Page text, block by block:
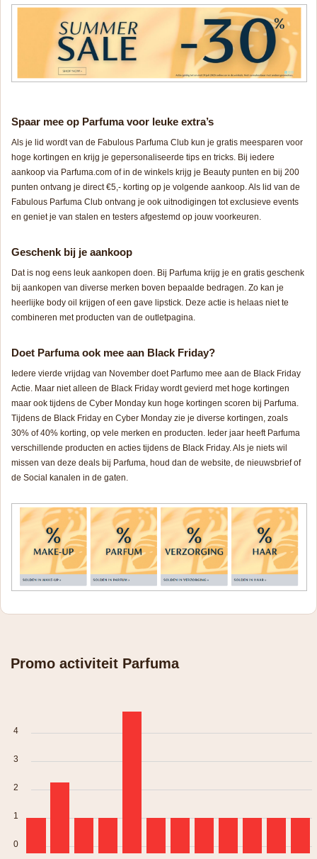
Spaar mee op Parfuma voor leuke extra’s
Als je lid wordt van de Fabulous Parfuma Club kun je gratis meesparen voor
hoge kortingen en krijg je gepersonaliseerde tips en tricks. Bij iedere
aankoop via Parfuma.com of in de winkels krijg je Beauty punten en bij 200
punten ontvang je direct €5,- korting op je volgende aankoop. Als lid van de
Fabulous Parfuma Club ontvang je ook uitnodigingen tot exclusieve events
en geniet je van stalen en testers afgestemd op jouw voorkeuren.
Geschenk bij je aankoop
Dat is nog eens leuk aankopen doen. Bij Parfuma krijg je en gratis geschenk
bij aankopen van diverse merken boven bepaalde bedragen. Zo kan je
heerlijke body oil krijgen of een gave lipstick. Deze actie is helaas niet te
combineren met producten van de outletpagina.
Doet Parfuma ook mee aan Black Friday?
Iedere vierde vrijdag van November doet Parfumo mee aan de Black Friday
Actie. Maar niet alleen de Black Friday wordt gevierd met hoge kortingen
maar ook tijdens de Cyber Monday kun hoge kortingen scoren bij Parfuma.
Tijdens de Black Friday en Cyber Monday zie je diverse kortingen, zoals
30% of 40% korting, op vele merken en producten. Ieder jaar heeft Parfuma
verschillende producten en acties tijdens de Black Friday. Als je niets wil
missen van deze deals bij Parfuma, houd dan de website, de nieuwsbrief of
de Social kanalen in de gaten.
Promo activiteit Parfuma
4
3
2
1
0